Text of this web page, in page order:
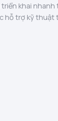
khai nhanh
hỗ trợ kỹ thuật